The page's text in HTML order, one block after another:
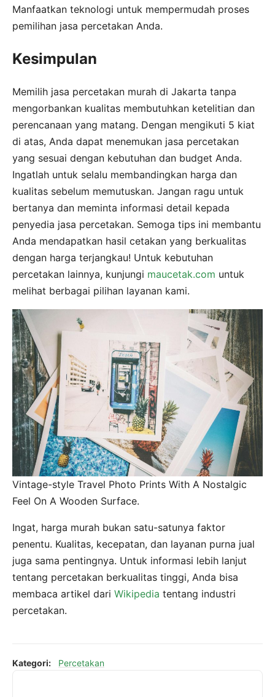
Manfaatkan teknologi untuk mempermudah proses
pemilihan jasa percetakan Anda.
Kesimpulan
Memilih jasa percetakan murah di Jakarta tanpa
mengorbankan kualitas membutuhkan ketelitian dan
perencanaan yang matang. Dengan mengikuti 5 kiat
di atas, Anda dapat menemukan jasa percetakan
yang sesuai dengan kebutuhan dan budget Anda.
Ingatlah untuk selalu membandingkan harga dan
kualitas sebelum memutuskan. Jangan ragu untuk
bertanya dan meminta informasi detail kepada
penyedia jasa percetakan. Semoga tips ini membantu
Anda mendapatkan hasil cetakan yang berkualitas
dengan harga terjangkau! Untuk kebutuhan
percetakan lainnya, kunjungi maucetak.com untuk
melihat berbagai pilihan layanan kami.
Vintage-style Travel Photo Prints With A Nostalgic
Feel On A Wooden Surface.
Ingat, harga murah bukan satu-satunya faktor
penentu. Kualitas, kecepatan, dan layanan purna jual
juga sama pentingnya. Untuk informasi lebih lanjut
tentang percetakan berkualitas tinggi, Anda bisa
membaca artikel dari Wikipedia tentang industri
percetakan.
Kategori: Percetakan